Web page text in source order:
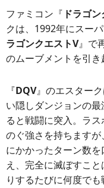
ファミコン『 ドラゴ
クは、1992年にスー
ラゴンクエストV』で
のムーブメントを引き
『DQV』のエスター
い隠しダンジョンの
ると戦闘に突入。ラ
のぐ強さを持ちます
にかかったターン数
え、完全に滅ぼすこ
りするたびに何度でも